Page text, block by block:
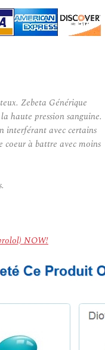
Zebeta Générique
haute pression sanguine.
interférant avec certains
coeur à battre avec moins
NOW!